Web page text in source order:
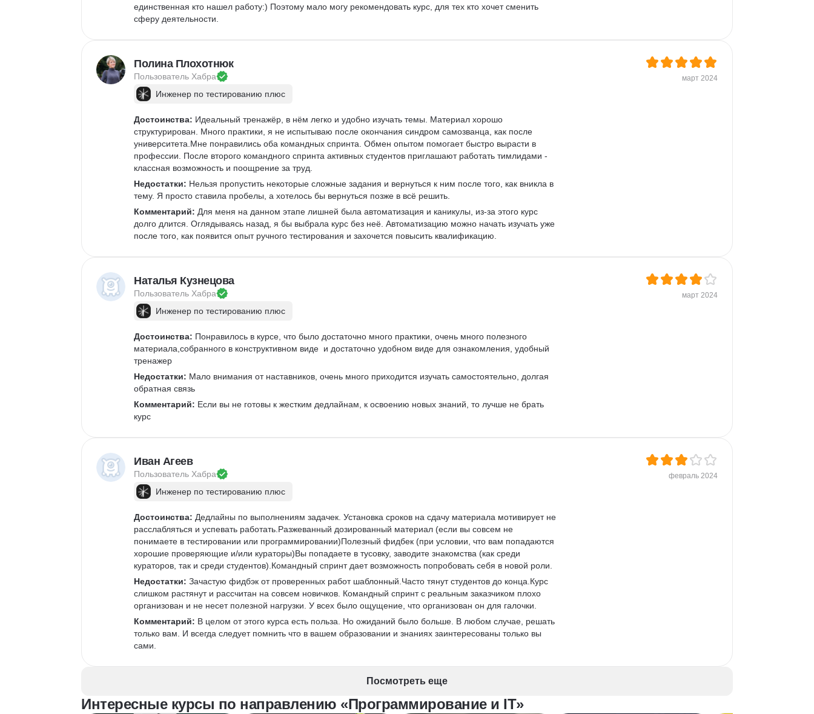
единственная кто нашел работу:) Поэтому мало могу рекомендовать курс, для тех кто хочет сменить
сферу деятельности.
Полина Плохотнюк
Пользователь Хабра март 2024
Инженер по тестированию плюс
Достоинства: Идеальный тренажёр, в нём легко и удобно изучать темы. Материал хорошо
структурирован. Много практики, я не испытываю после окончания синдром самозванца, как после
университета.Мне понравились оба командных спринта. Обмен опытом помогает быстро вырасти в
профессии. После второго командного спринта активных студентов приглашают работать тимлидами -
классная возможность и поощрение за труд.
Недостатки: Нельзя пропустить некоторые сложные задания и вернуться к ним после того, как вникла в
тему. Я просто ставила пробелы, а хотелось бы вернуться позже в всё решить.
Комментарий: Для меня на данном этапе лишней была автоматизация и каникулы, из-за этого курс
долго длится. Оглядываясь назад, я бы выбрала курс без неё. Автоматизацию можно начать изучать уже
после того, как появится опыт ручного тестирования и захочется повысить квалификацию.
Наталья Кузнецова
Пользователь Хабра март 2024
Инженер по тестированию плюс
Достоинства: Понравилось в курсе, что было достаточно много практики, очень много полезного
материала,собранного в конструктивном виде  и достаточно удобном виде для ознакомления, удобный
тренажер
Недостатки: Мало внимания от наставников, очень много приходится изучать самостоятельно, долгая
обратная связь
Комментарий: Если вы не готовы к жестким дедлайнам, к освоению новых знаний, то лучше не брать
курс
Иван Агеев
Пользователь Хабра февраль 2024
Инженер по тестированию плюс
Достоинства: Дедлайны по выполнениям задачек. Установка сроков на сдачу материала мотивирует не
расслабляться и успевать работать.Разжеванный дозированный материал (если вы совсем не
понимаете в тестировании или программировании)Полезный фидбек (при условии, что вам попадаются
хорошие проверяющие и/или кураторы)Вы попадаете в тусовку, заводите знакомства (как среди
кураторов, так и среди студентов).Командный спринт дает возможность попробовать себя в новой роли.
Недостатки: Зачастую фидбэк от проверенных работ шаблонный.Часто тянут студентов до конца.Курс
слишком растянут и рассчитан на совсем новичков. Командный спринт с реальным заказчиком плохо
организован и не несет полезной нагрузки. У всех было ощущение, что организован он для галочки.
Комментарий: В целом от этого курса есть польза. Но ожиданий было больше. В любом случае, решать
только вам. И всегда следует помнить что в вашем образовании и знаниях заинтересованы только вы
сами.
Посмотреть еще
Интересные курсы по направлению «Программирование и IT»